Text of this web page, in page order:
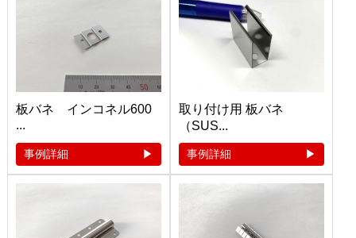
板バネ インコネル600
...
事例詳細
取り付け用 板バネ
（SUS...
事例詳細